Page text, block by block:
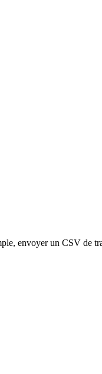
envoyer un CSV de